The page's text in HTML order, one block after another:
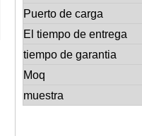
Puerto de carga
El tiempo de entrega
tiempo de garantia
Moq
muestra